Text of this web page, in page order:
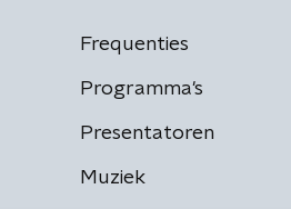
Frequenties
Programma's
Presentatoren
Muziek